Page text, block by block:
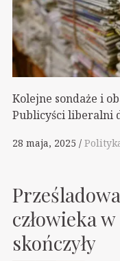
Kolejne sondaże i
Publicyści liberalni
28 maja, 2025
człowieka
skończyły